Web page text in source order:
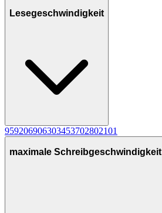
Lesegeschwindigkeit
959206906303453702802101
maximale Schreibgeschwindigkeit